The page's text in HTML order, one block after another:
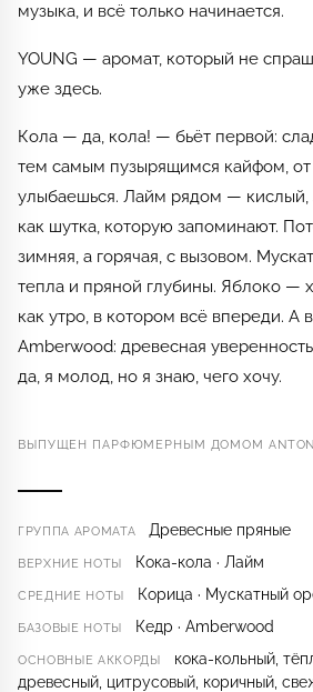
музыка, и всё только начинается.
YOUNG — аромат, который не
уже здесь.
Кола — да, кола! — бьёт первой:
тем самым пузырящимся кайфом, от
улыбаешься. Лайм рядом — кислый,
как шутка, которую запоминают.
зимняя, а горячая, с вызовом.
тепла и пряной глубины. Яблоко —
как утро, в котором всё впереди. А
Amberwood: древесная
да, я молод, но я знаю, чего хочу.
ВЫПУЩЕН ПАРФЮМЕРНЫМ ДОМОМ
ГРУППА АРОМАТА Древесные пряные
ВЕРХНИЕ НОТЫ Кока-кола · Лайм
СРЕДНИЕ НОТЫ Корица · Мускатный
БАЗОВЫЕ НОТЫ Кедр · Amberwood
ОСНОВНЫЕ АККОРДЫ
кока-кольный,
древесный, цитрусовый, коричный,